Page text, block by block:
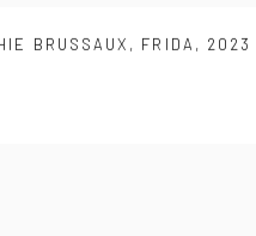
BRUSSAUX , FRIDA , 2023